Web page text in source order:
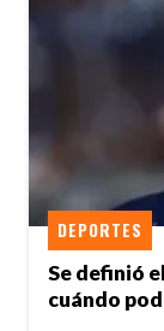
Se definió
cuándo
DEPORTES